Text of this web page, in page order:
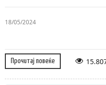
18/05/2024
Прочитај повеќе